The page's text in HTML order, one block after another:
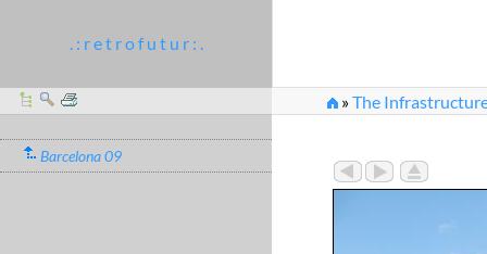
. : r e t r o f u t u r : .
»The
Barcelona 09